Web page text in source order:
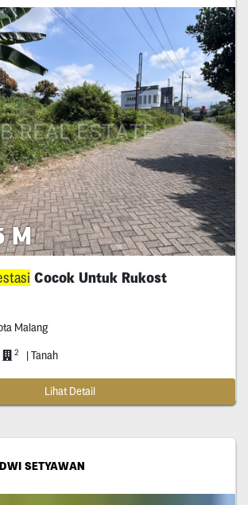
M
Cocok Untuk Rukost
Malang
2 | Tanah
Lihat Detail
SETYAWAN